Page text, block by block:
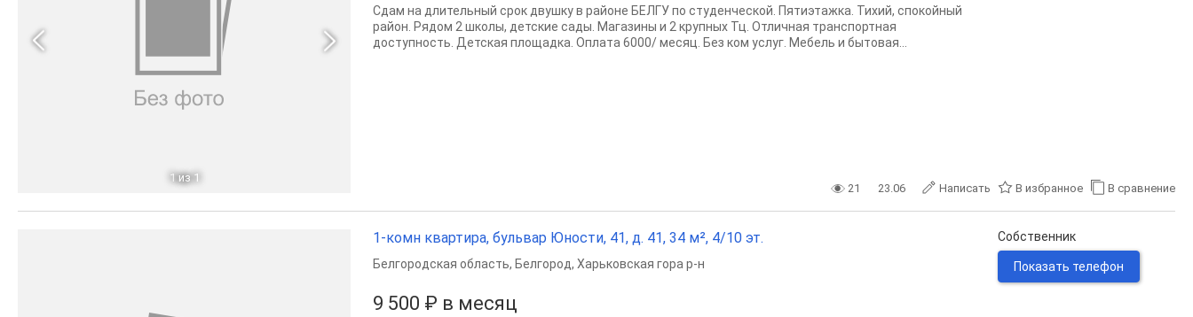
1 из 1
Сдам на длительный срок двушку в районе БЕЛГУ по студенческой. Пятиэтажка. Тихий, спокойный
район. Рядом 2 школы, детские сады. Магазины и 2 крупных Тц. Отличная транспортная
доступность. Детская площадка. Оплата 6000/ месяц. Без ком услуг. Мебель и бытовая...
21 23.06 Написать В избранное В сравнение
1-комн квартира, бульвар Юности, 41, д. 41, 34 м², 4/10 эт.
9 500 ₽ в месяц
Белгородская область, Белгород, Харьковская гора р-н
Собственник
Показать телефон